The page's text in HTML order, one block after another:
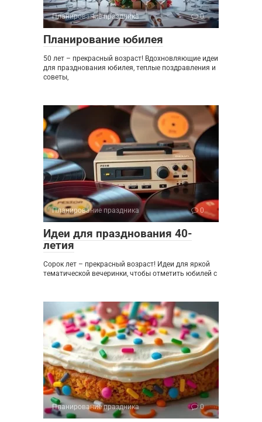
Планирование праздника 0
Планирование юбилея
50 лет – прекрасный возраст! Вдохновляющие идеи
для празднования юбилея, теплые поздравления и
советы,
Планирование праздника 0
Идеи для празднования 40-
летия
Сорок лет – прекрасный возраст! Идеи для яркой
тематической вечеринки, чтобы отметить юбилей с
Планирование праздника 0